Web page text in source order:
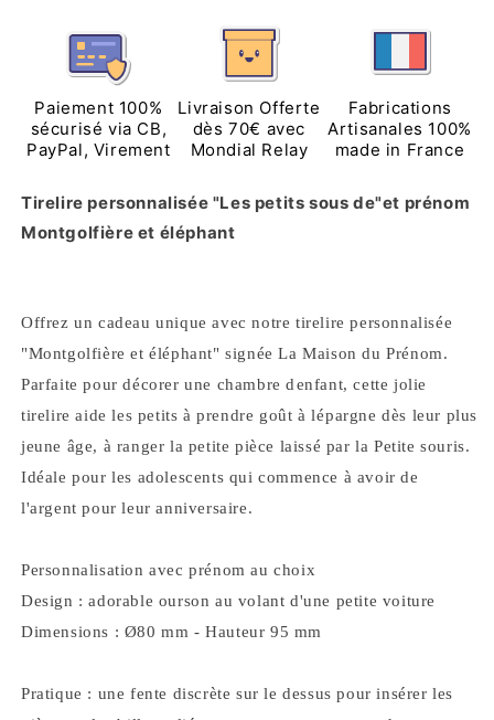
personnalisée
&quot;Les
petits
sous
de&quot;
avec
mongolfière
éléphant
personnalisée
sous
de&quot;
avec
mongolfière
et
éléphant
Paiement 100%
sécurisé via CB,
PayPal, Virement
Livraison Offerte
dès 70€ avec
Mondial Relay
Fabrications
Artisanales 100%
made in France
Tirelire personnalisée "Les petits sous de"et prénom 
Montgolfière et éléphant
Offrez un cadeau unique avec notre tirelire personnalisée
"Montgolfière et éléphant" signée La Maison du Prénom.
Parfaite pour décorer une chambre denfant, cette jolie
tirelire aide les petits à prendre goût à lépargne dès leur plus
jeune âge, à ranger la petite pièce laissé par la Petite souris.
Idéale pour les adolescents qui commence à avoir de
l'argent pour leur anniversaire.
Personnalisation avec prénom au choix
Design : adorable ourson au volant d'une petite voiture
Dimensions : Ø80 mm - Hauteur 95 mm
Pratique : une fente discrète sur le dessus pour insérer les